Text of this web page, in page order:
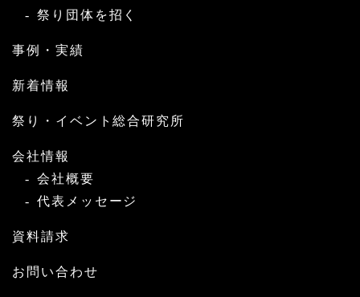
祭り団体を招く
事例・実績
新着情報
祭り・イベント総合研究所
会社情報
会社概要
代表メッセージ
資料請求
お問い合わせ